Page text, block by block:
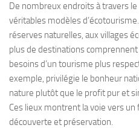
De nombreux endroits à travers
véritables modèles
réserves naturelles, aux villages
plus de destinations comprennent
besoins d’un tourisme plus
exemple, privilégie le bonheur
nature plutôt que le profit pur et
Ces lieux montrent la voie vers un
découverte et préservation.